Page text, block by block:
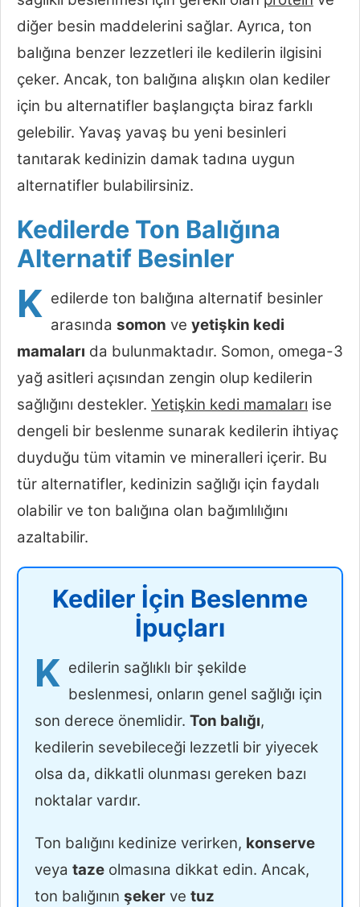
diğer besin maddelerini sağlar. Ayrıca, ton
balığına benzer lezzetleri ile kedilerin ilgisini
çeker. Ancak, ton balığına alışkın olan kediler
için bu alternatifler başlangıçta biraz farklı
gelebilir. Yavaş yavaş bu yeni besinleri
tanıtarak kedinizin damak tadına uygun
alternatifler bulabilirsiniz.
Kedilerde Ton Balığına
Alternatif Besinler
K edilerde ton balığına alternatif besinler
arasında somon ve yetişkin kedi
mamaları da bulunmaktadır. Somon, omega-3
yağ asitleri açısından zengin olup kedilerin
sağlığını destekler. Yetişkin kedi mamaları ise
dengeli bir beslenme sunarak kedilerin ihtiyaç
duyduğu tüm vitamin ve mineralleri içerir. Bu
tür alternatifler, kedinizin sağlığı için faydalı
olabilir ve ton balığına olan bağımlılığını
azaltabilir.
Kediler İçin Beslenme
İpuçları
K edilerin sağlıklı bir şekilde
beslenmesi, onların genel sağlığı için
son derece önemlidir. Ton balığı,
kedilerin sevebileceği lezzetli bir yiyecek
olsa da, dikkatli olunması gereken bazı
noktalar vardır.
Ton balığını kedinize verirken, konserve
veya taze olmasına dikkat edin. Ancak,
ton balığının şeker ve tuz